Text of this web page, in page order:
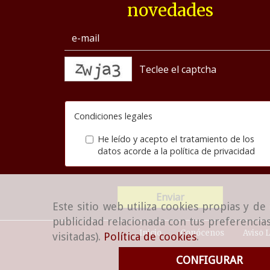
Este sitio web utiliza cookies propias y
publicidad relacionada con tus
visitadas). Política de cookies.
CONFIGURAR
novedades
Condiciones legales
He leído y acepto el tratamiento de los
datos acorde a la política de privacidad
Enviar
Inicio Conócenos Aviso